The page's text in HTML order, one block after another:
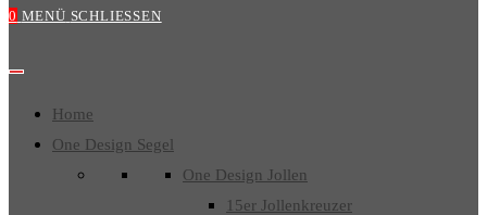
0 MENÜ SCHLIESSEN
Home
One Design Segel
One Design Jollen
15er Jollenkreuzer